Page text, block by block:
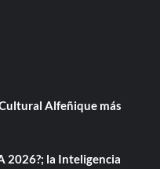
Alfeñique más
2026?; la Inteligencia